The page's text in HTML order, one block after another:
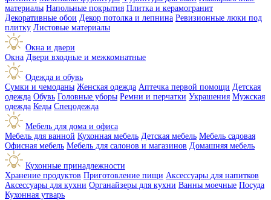
материалы Напольные покрытия Плитка и керамогранит
Декоративные обои Декор потолка и лепнина Ревизионные люки под
плитку Листовые материалы
Окна и двери
Окна Двери входные и межкомнатные
Одежда и обувь
Сумки и чемоданы Женская одежда Аптечка первой помощи Детская
одежда Обувь Головные уборы Ремни и перчатки Украшения Мужская
одежда Кеды Спецодежда
Мебель для дома и офиса
Мебель для ванной Кухонная мебель Детская мебель Мебель садовая
Офисная мебель Мебель для салонов и магазинов Домашняя мебель
Кухонные принадлежности
Хранение продуктов Приготовление пищи Аксессуары для напитков
Аксессуары для кухни Органайзеры для кухни Ванны моечные Посуда
Кухонная утварь